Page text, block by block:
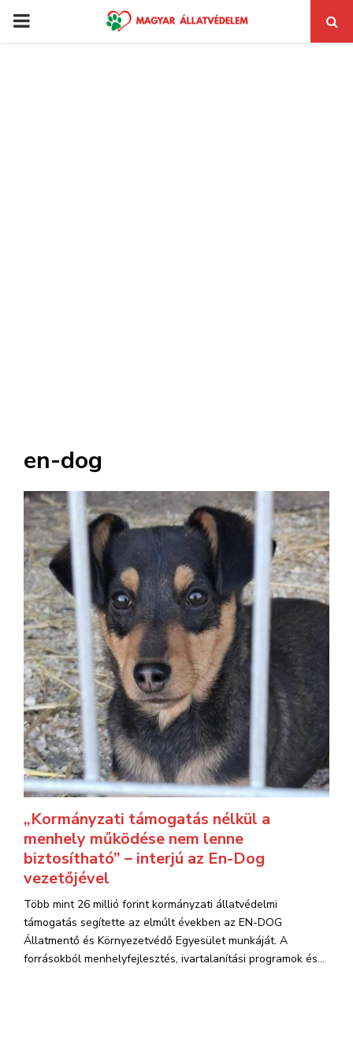
PRIMARY
en-dog
„Kormányzati támogatás nélkül a
menhely működése nem lenne
biztosítható” – interjú az En-Dog
vezetőjével
Több mint 26 millió forint kormányzati állatvédelmi
támogatás segítette az elmúlt években az EN-DOG
Állatmentő és Környezetvédő Egyesület munkáját. A
forrásokból menhelyfejlesztés, ivartalanítási programok és...